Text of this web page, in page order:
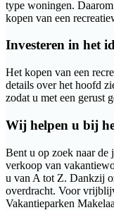
type woningen.
kopen van een
Investeren in het
Het kopen van een
details over het hoofd
zodat u met een gerust
Wij helpen u bij
Bent u op zoek naar de
verkoop van
u van A tot Z. Dankzij
overdracht. Voor
Vakantieparken